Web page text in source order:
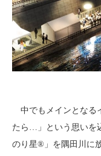
中でもメインとなる
たら…」という思いを
のり星®」を隅田川に